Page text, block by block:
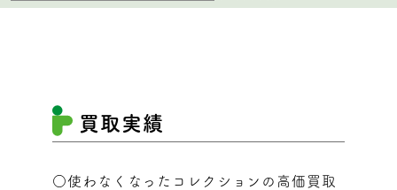
買取実績
○使わなくなったコレクションの高価買取